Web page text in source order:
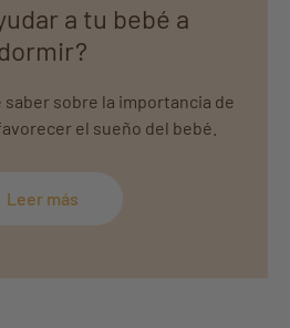
a tu bebé a
saber sobre la importancia de
el sueño del bebé.
Leer más